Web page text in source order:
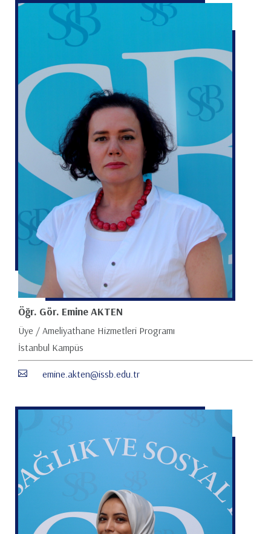
Öğr. Gör. Emine AKTEN
Üye / Ameliyathane Hizmetleri Programı
İstanbul Kampüs
emine.akten@issb.edu.tr